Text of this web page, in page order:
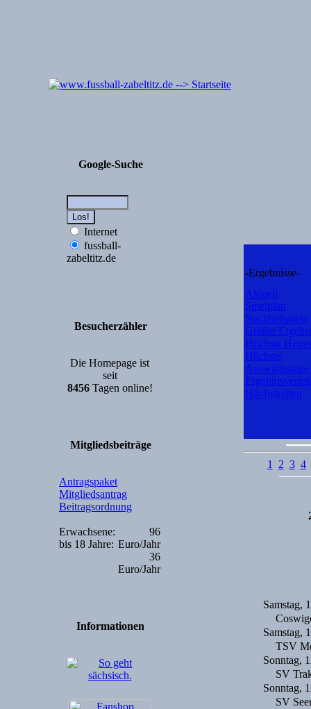
Google-Suche
Internet
fussball-
zabeltitz.de
Besucherzähler
Die Homepage ist
seit
8456Tagen online!
Mitgliedsbeiträge
Antragspaket
Mitgliedsantrag
Beitragsordnung
Erwachsene:
bis 18 Jahre:
96
Euro/Jahr
36
Euro/Jahr
Informationen
-Ergebnisse-
Aktuell
Spielplan
Nachholspiele
Größte
Höchste
Höchste
Auswärtssiege
Häufigkeiten
1 2 3 4
Samstag,
Samstag,
TSV
Sonntag,
SV
Sonntag,
SV